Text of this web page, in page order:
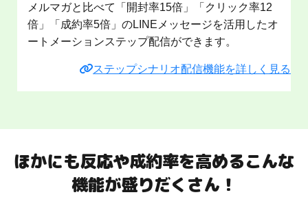
メルマガと比べて「開封率15倍」「クリック率12
倍」「成約率5倍」のLINEメッセージを活用したオ
ートメーションステップ配信ができます。
ステップシナリオ配信機能を詳しく見る
ほかにも反応や成約率を高めるこんな
機能が盛りだくさん！